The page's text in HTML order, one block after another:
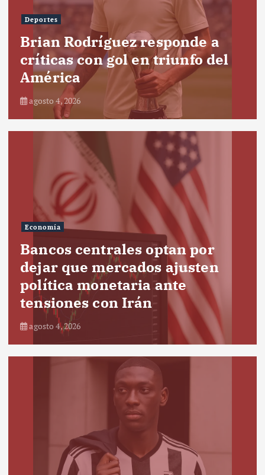
Deportes
Brian Rodríguez responde a
críticas con gol en triunfo del
América
agosto 4, 2026
Economía
Bancos centrales optan por
dejar que mercados ajusten
política monetaria ante
tensiones con Irán
agosto 4, 2026